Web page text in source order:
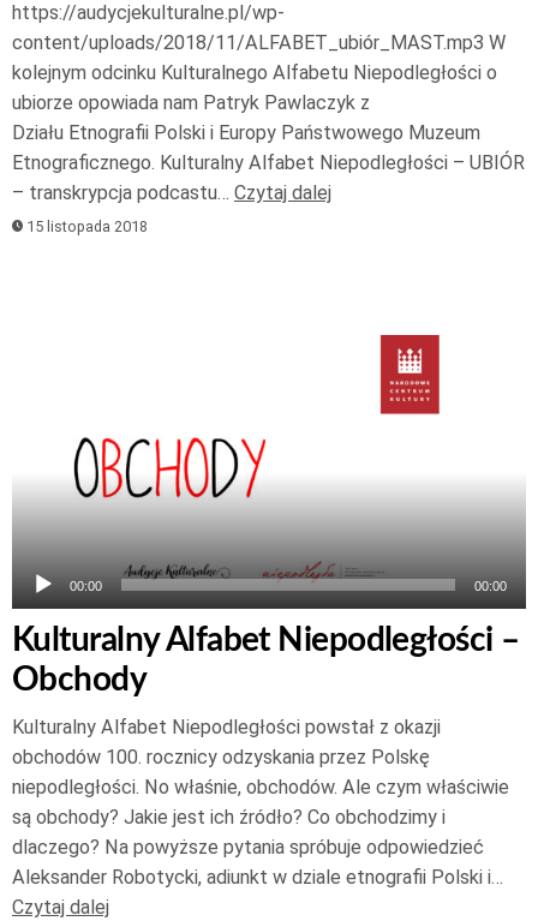
https://audycjekulturalne.pl/wp-
content/uploads/2018/11/ALFABET_ubiór_MAST.mp3 W
kolejnym odcinku Kulturalnego Alfabetu Niepodległości o
ubiorze opowiada nam Patryk Pawlaczyk z
Działu Etnografii Polski i Europy Państwowego Muzeum
Etnograficznego. Kulturalny Alfabet Niepodległości – UBIÓR
– transkrypcja podcastu… Czytaj dalej
15 listopada 2018
00:00 00:00
Kulturalny Alfabet Niepodległości –
Obchody
Kulturalny Alfabet Niepodległości powstał z okazji
obchodów 100. rocznicy odzyskania przez Polskę
niepodległości. No właśnie, obchodów. Ale czym właściwie
są obchody? Jakie jest ich źródło? Co obchodzimy i
dlaczego? Na powyższe pytania spróbuje odpowiedzieć
Aleksander Robotycki, adiunkt w dziale etnografii Polski i…
Czytaj dalej